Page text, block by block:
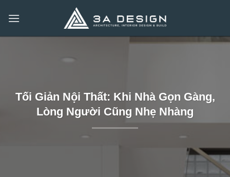
qua
Tối Giản Nội Thất: Khi Nhà Gọn Gàng,
Lòng Người Cũng Nhẹ Nhàng